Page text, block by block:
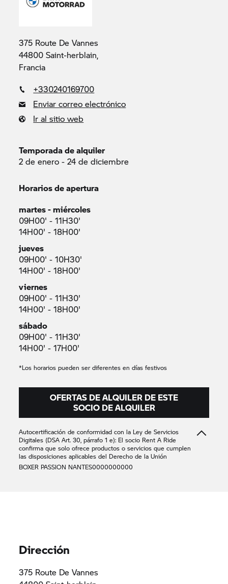
375 Route De Vannes
44800 Saint-herblain,
Francia
+330240169700
Enviar correo electrónico
Ir al sitio web
Temporada de alquiler
2 de enero - 24 de diciembre
Horarios de apertura
martes - miércoles
09H00' - 11H30'
14H00' - 18H00'
jueves
09H00' - 10H30'
14H00' - 18H00'
viernes
09H00' - 11H30'
14H00' - 18H00'
sábado
09H00' - 11H30'
14H00' - 17H00'
*Los horarios pueden ser diferentes en días festivos
OFERTAS DE ALQUILER DE ESTE
SOCIO DE ALQUILER
Autocertificación de conformidad con la Ley de Servicios
Digitales (DSA Art. 30, párrafo 1 e): El socio Rent A Ride
confirma que solo ofrece productos o servicios que cumplen
las disposiciones aplicables del Derecho de la Unión
BOXER PASSION NANTES0000000000
375 Route De Vannes
Francia